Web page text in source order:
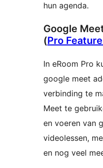
hun agenda.
Google
(Pro Feature
In eRoom Pro
google meet
verbinding te
Meet te
en voeren van
videolessen,
en nog veel